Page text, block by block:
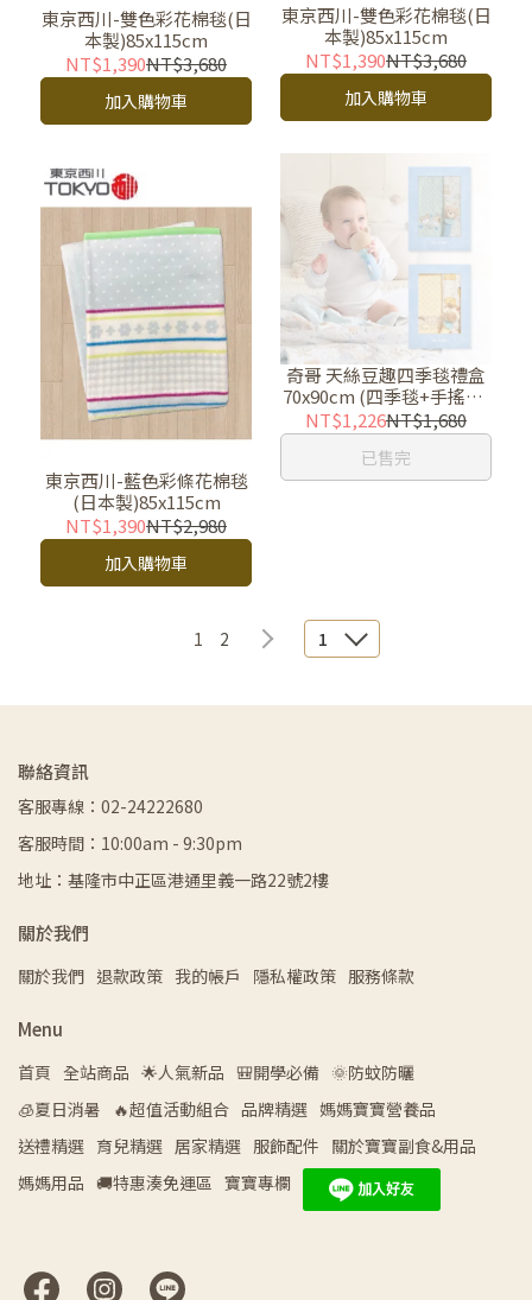
東京西川-雙色彩花棉毯(日
本製)85x115cm
NT$1,390NT$3,680
加入購物車
東京西川-雙色彩花棉毯(日
本製)85x115cm
NT$1,390NT$3,680
加入購物車
東京西川-藍色彩條花棉毯
(日本製)85x115cm
NT$1,390NT$2,980
加入購物車
奇哥 天絲豆趣四季毯禮盒
70x90cm (四季毯+手搖鈴)
豆豆被-附提袋兩色
NT$1,226NT$1,680
已售完
1 2 1
聯絡資訊
客服專線：02-24222680
客服時間：10:00am - 9:30pm
地址：基隆市中正區港通里義一路22號2樓
關於我們
關於我們 退款政策 我的帳戶 隱私權政策 服務條款
Menu
首頁 全站商品 🌟人氣新品 🎒開學必備 🌞防蚊防曬
🧊夏日消暑
🔥超值活動組合 品牌精選 媽媽寶寶營養品
送禮精選 育兒精選 居家精選 服飾配件 關於寶寶副食&用品
媽媽用品 🚚特惠湊免運區 寶寶專欄